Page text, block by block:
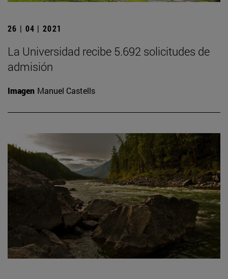
26 | 04 | 2021
La Universidad recibe 5.692 solicitudes de
admisión
Imagen Manuel Castells